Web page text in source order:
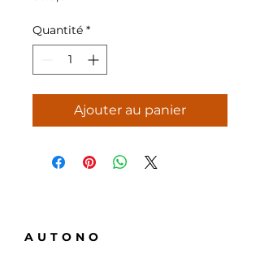
Quantité *
Ajouter au panier
AUTONO